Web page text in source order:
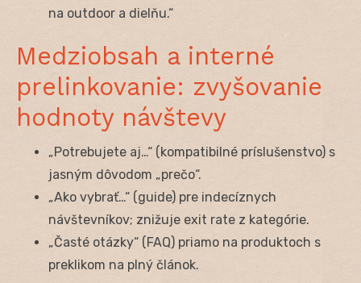
na outdoor a dielňu.“
Medziobsah a interné
prelinkovanie: zvyšovanie
hodnoty návštevy
„Potrebujete aj…“ (kompatibilné príslušenstvo) s
jasným dôvodom „prečo“.
„Ako vybrať…“ (guide) pre indecíznych
návštevníkov; znižuje exit rate z kategórie.
„Časté otázky“ (FAQ) priamo na produktoch s
preklikom na plný článok.